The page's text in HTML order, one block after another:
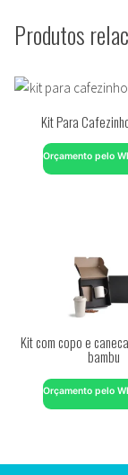
Produtos
Kit Para
Orçamento pelo
Kit com copo e
bambu
Orçamento pelo